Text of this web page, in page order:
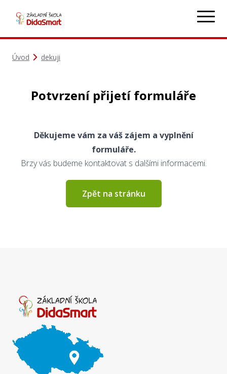
Úvod dekuji
Potvrzení přijetí formuláře
Děkujeme vám za váš zájem a vyplnění
formuláře.
Brzy vás budeme kontaktovat s dalšími informacemi.
Zpět na stránku